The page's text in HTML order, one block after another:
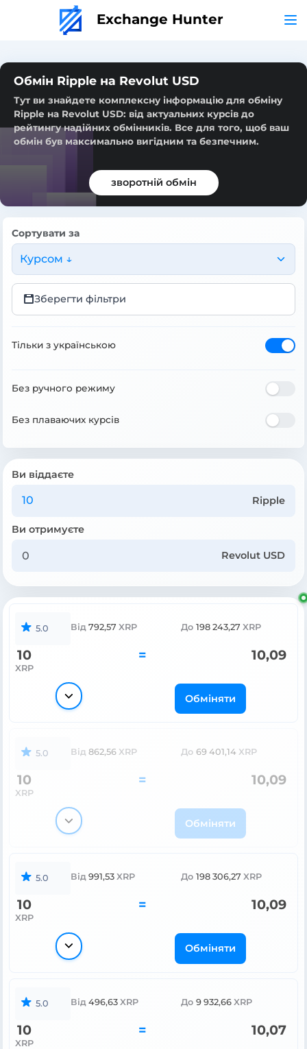
Exchange Hunter
Обмін Ripple на Revolut USD
Тут ви знайдете комплексну інформацію для обміну
Ripple на Revolut USD: від актуальних курсів до
рейтингу надійних обмінників. Все для того, щоб ваш
обмін був максимально вигідним та безпечним.
зворотній обмін
Сортувати за
Курсом ↓
Зберегти фільтри
Тільки з українською
Без ручного режиму
Без плаваючих курсів
Ви віддаєте
Ripple
Ви отримуєте
Revolut USD
5.0 Від 792,57 XRP До 198 243,27 XRP
10
XRP
= 10,09
Обміняти
5.0 Від 862,56 XRP До 69 401,14 XRP
10
XRP
= 10,09
Обміняти
5.0 Від 991,53 XRP До 198 306,27 XRP
10
XRP
= 10,09
Обміняти
5.0 Від 496,63 XRP До 9 932,66 XRP
10
XRP
= 10,07